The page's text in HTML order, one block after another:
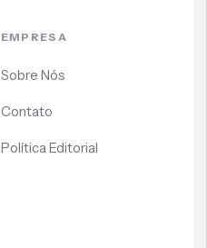
EMPRESA
Sobre Nós
Contato
Política Editorial